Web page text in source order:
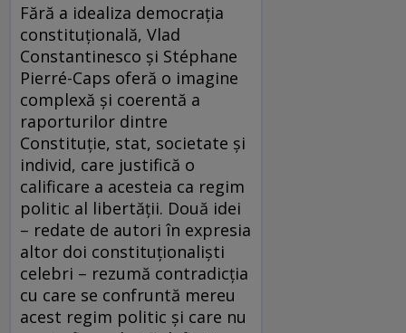
Fără a idealiza democrația
constituțională, Vlad
Constantinesco și Stéphane
Pierré-Caps oferă o imagine
complexă și coerentă a
raporturilor dintre
Constituție, stat, societate și
individ, care justifică o
calificare a acesteia ca regim
politic al libertății. Două idei
– redate de autori în expresia
altor doi constituționaliști
celebri – rezumă contradicția
cu care se confruntă mereu
acest regim politic și care nu